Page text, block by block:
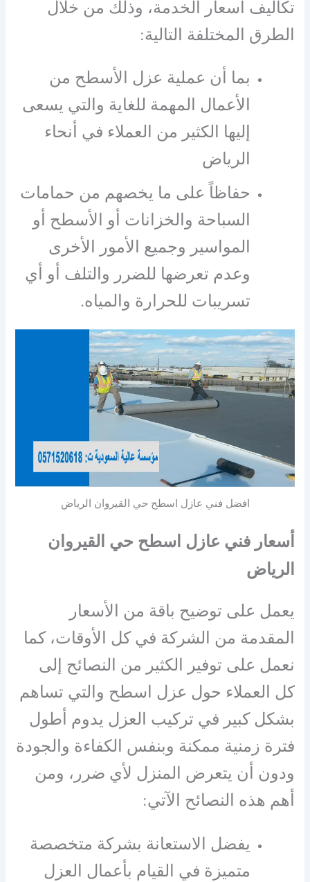
تكاليف أسعار الخدمة، وذلك من خلال
الطرق المختلفة التالية:
بما أن عملية عزل الأسطح من
الأعمال المهمة للغاية والتي يسعى
إليها الكثير من العملاء في أنحاء
الرياض
حفاظاً على ما يخصهم من حمامات
السباحة والخزانات أو الأسطح أو
المواسير وجميع الأمور الأخرى
وعدم تعرضها للضرر والتلف أو أي
تسريبات للحرارة والمياه.
افضل فني عازل اسطح حي القيروان الرياض
أسعار فني عازل اسطح حي القيروان
الرياض
يعمل على توضيح باقة من الأسعار
المقدمة من الشركة في كل الأوقات، كما
نعمل على توفير الكثير من النصائح إلى
كل العملاء حول عزل اسطح والتي تساهم
بشكل كبير في تركيب العزل يدوم أطول
فترة زمنية ممكنة وبنفس الكفاءة والجودة
ودون أن يتعرض المنزل لأي ضرر، ومن
أهم هذه النصائح الآتي:
يفضل الاستعانة بشركة متخصصة
متميزة في القيام بأعمال العزل